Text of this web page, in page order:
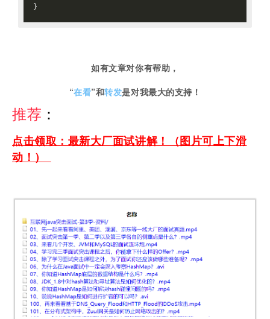
如有文章对你有帮助，
“在看”和转发是对我最大的支持！
推荐 ：
点击领取：最新大厂面试讲解！（图片可上下滑
动！）